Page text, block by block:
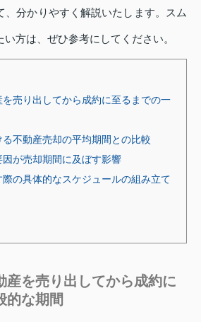
、分かりやすく解説いたします。スム
方は、ぜひ参考にしてください。
を売り出してから成約に至るまでの一
る不動産売却の平均期間との比較
因が売却期間に及ぼす影響
際の具体的なスケジュールの組み立て
産を売り出してから成約に
的な期間